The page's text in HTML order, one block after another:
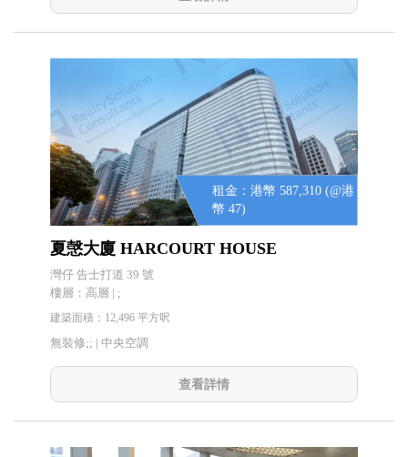
租金：港幣 587,310 (@港
幣 47)
夏愨大廈 HARCOURT HOUSE
灣仔 告士打道 39 號
樓層：高層 | ;
建築面積：12,496 平方呎
無裝修;; | 中央空調
查看詳情